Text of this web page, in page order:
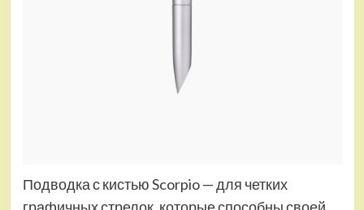
Подводка с кистью Scorpio — для четких